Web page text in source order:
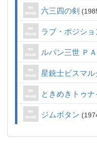
六三四の剣
ラブ・ポジシ
ルパン三世 ＰＡ
星銃士ビスマル
ときめきトゥナ
ジムボタン